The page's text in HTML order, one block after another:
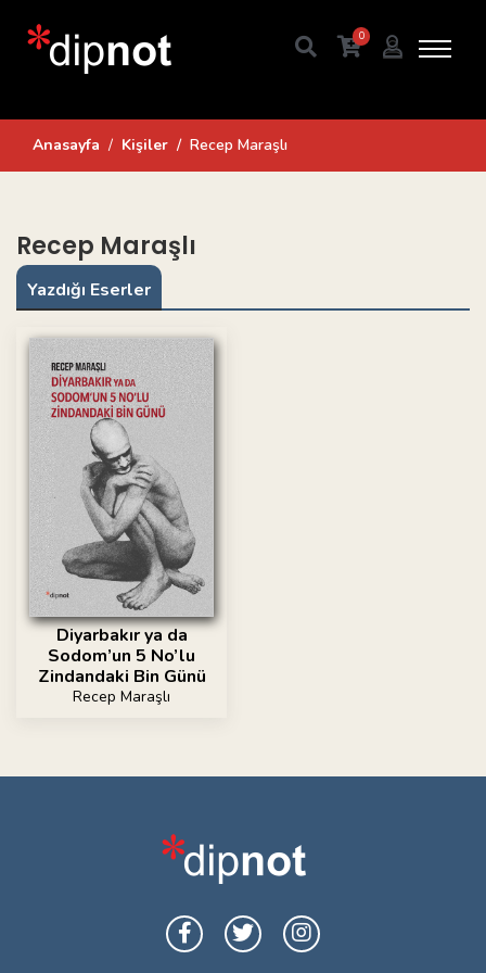
0
Anasayfa Kişiler Recep Maraşlı
Recep Maraşlı
Yazdığı Eserler
Diyarbakır ya da
Sodom’un 5 No’lu
Zindandaki Bin Günü
Recep Maraşlı